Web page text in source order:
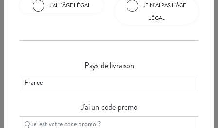
Karine est une professionnelle du vin avertie et passionnée qui
oeuvre à Chanzy pour faire connaître les vins du domaine aussi
J'AI L'ÂGE LÉGAL
JE N'AI PAS L'ÂGE
LÉGAL
Pays de livraison
J'ai un code promo